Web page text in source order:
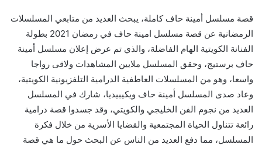
قصة مسلسل أمينة حاف كاملة، يبحث العديد من متابعي المسلسلات
الرمضانية عن قصة مسلسل امينة حاف في رمضان 2021 بطولة
الفنانة الكويتية الهام الفاضلة، والذي تم عرض إعلان مسلسل أمينة
حاف برستيج، وحقق المسلسل ملايين المشاهدات ولاقى رواجا
واسعا، وهو من المسلسلات العاطفية الدرامية التلفزيونية الكويتية،
وعاد صدى المسلسل أمينة حاف ويكيبيديا، شارك في المسلسل
العديد من نجوم الفن الخليجي والكويتي، وقد جسدوا قصة درامية
رائعة تتناول الحياة المجتمعية والقضايا الأسرية من خلال فكرة
المسلسل، مما دفع العديد من الناس عن البحث حول ما هي قصة